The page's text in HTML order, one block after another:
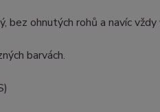
bez ohnutých rohů a navíc
barvách.